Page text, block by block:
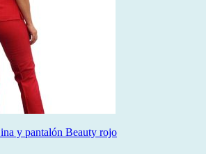
y pantalón Beauty rojo